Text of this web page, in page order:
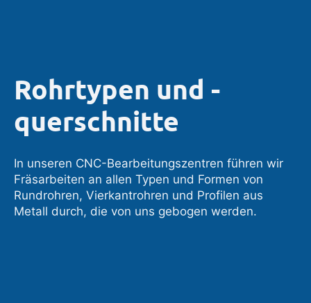
Rohrtypen und -
querschnitte
In unseren CNC-Bearbeitungszentren führen wir
Fräsarbeiten an allen Typen und Formen von
Rundrohren, Vierkantrohren und Profilen aus
Metall durch, die von uns gebogen werden.